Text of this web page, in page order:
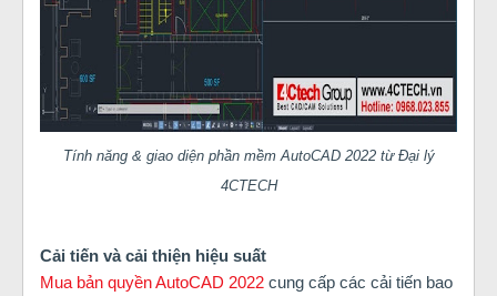
Tính năng & giao diện phần mềm AutoCAD 2022 từ Đại lý
4CTECH
Cải tiến và cải thiện hiệu suất
Mua bản quyền AutoCAD 2022 cung cấp các cải tiến bao